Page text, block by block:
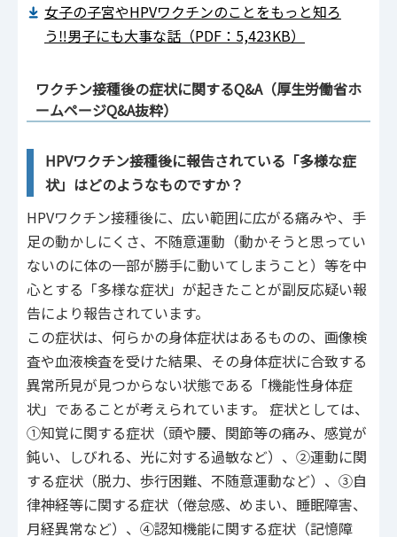
女子の子宮やHPVワクチンのことをもっと知ろ
う‼男子にも大事な話（PDF：5,423KB）
ワクチン接種後の症状に関するQ&A（厚生労働省ホ
ームページQ&A抜粋）
HPVワクチン接種後に報告されている「多様な症
状」はどのようなものですか？
HPVワクチン接種後に、広い範囲に広がる痛みや、手
足の動かしにくさ、不随意運動（動かそうと思ってい
ないのに体の一部が勝手に動いてしまうこと）等を中
心とする「多様な症状」が起きたことが副反応疑い報
告により報告されています。
この症状は、何らかの身体症状はあるものの、画像検
査や血液検査を受けた結果、その身体症状に合致する
異常所見が見つからない状態である「機能性身体症
状」であることが考えられています。 症状としては、
➀知覚に関する症状（頭や腰、関節等の痛み、感覚が
鈍い、しびれる、光に対する過敏など）、➁運動に関
する症状（脱力、歩行困難、不随意運動など）、➂自
律神経等に関する症状（倦怠感、めまい、睡眠障害、
月経異常など）、➃認知機能に関する症状（記憶障